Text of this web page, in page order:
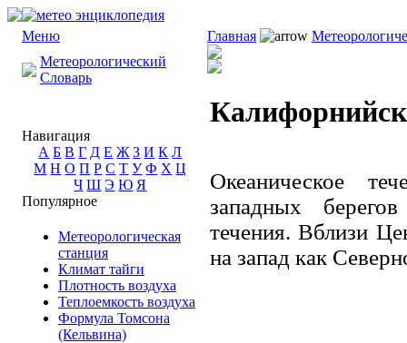
Меню
Метеорологический
Словарь
Навигация
А Б В Г Д Е Ж З И К Л
М Н О П Р С Т У Ф Х Ц
Ч Ш Э Ю Я
Популярное
Метеорологическая
станция
Климат тайги
Плотность воздуха
Теплоемкость воздуха
Формула Томсона
(Кельвина)
Главная
Океаническое
западных
течения. Вблизи
на запад как